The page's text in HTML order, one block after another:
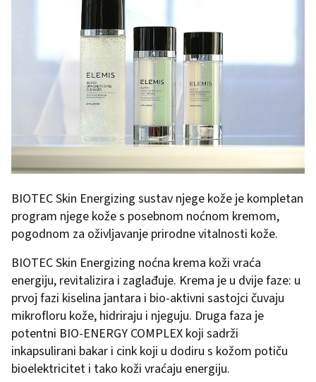
BIOTEC Skin Energizing sustav njege kože je kompletan
program njege kože s posebnom noćnom kremom,
pogodnom za oživljavanje prirodne vitalnosti kože.
BIOTEC Skin Energizing noćna krema koži vraća
energiju, revitalizira i zaglađuje. Krema je u dvije faze: u
prvoj fazi kiselina jantara i bio-aktivni sastojci čuvaju
mikrofloru kože, hidriraju i njeguju. Druga faza je
potentni BIO-ENERGY COMPLEX koji sadrži
inkapsulirani bakar i cink koji u dodiru s kožom potiču
bioelektricitet i tako koži vraćaju energiju.